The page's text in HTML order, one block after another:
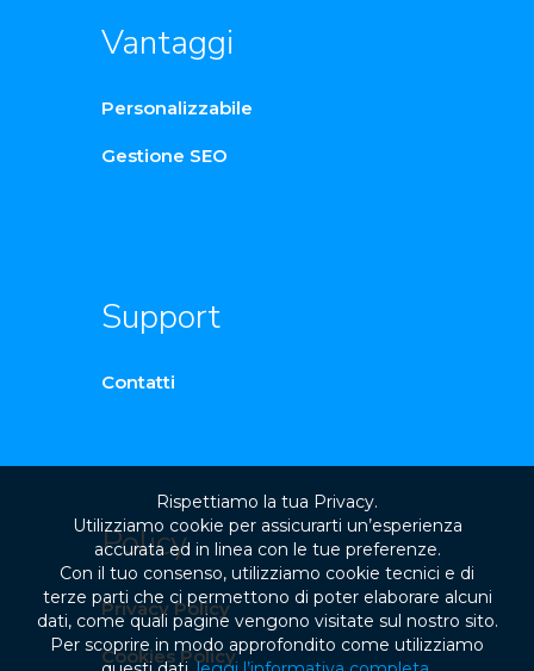
Vantaggi
Personalizzabile
Gestione SEO
Support
Contatti
Policy
Privacy Policy
Cookies Policy
Rispettiamo la tua Privacy.
Utilizziamo cookie per assicurarti un’esperienza
accurata ed in linea con le tue preferenze.
Con il tuo consenso, utilizziamo cookie tecnici e di
terze parti che ci permettono di poter elaborare alcuni
dati, come quali pagine vengono visitate sul nostro sito.
Per scoprire in modo approfondito come utilizziamo